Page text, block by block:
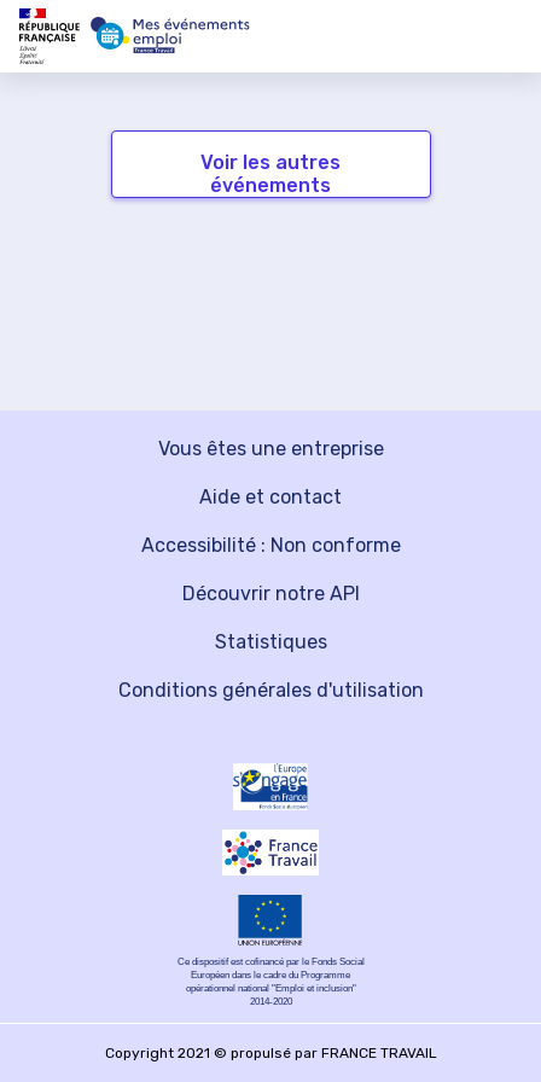
Voir les autres
événements
Vous êtes une entreprise
Découvrir notre API
Aide et contact
Statistiques
Accessibilité : Non conforme
Conditions générales d'utilisation
Ce dispositif est cofinancé par le Fonds Social
Européen dans le cadre du Programme
opérationnel national "Emploi et inclusion"
2014-2020
Copyright 2021 © propulsé par FRANCE TRAVAIL